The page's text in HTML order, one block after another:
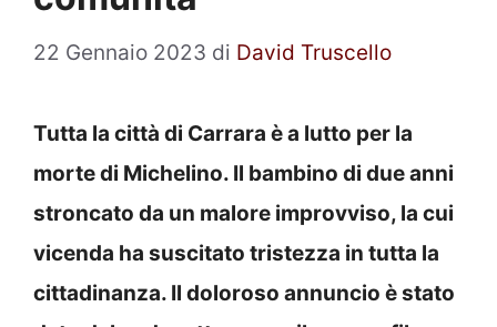
22 Gennaio 2023 di David Truscello
Tutta la città di Carrara è a lutto per la
morte di Michelino. Il bambino di due anni
stroncato da un malore improvviso, la cui
vicenda ha suscitato tristezza in tutta la
cittadinanza. Il doloroso annuncio è stato